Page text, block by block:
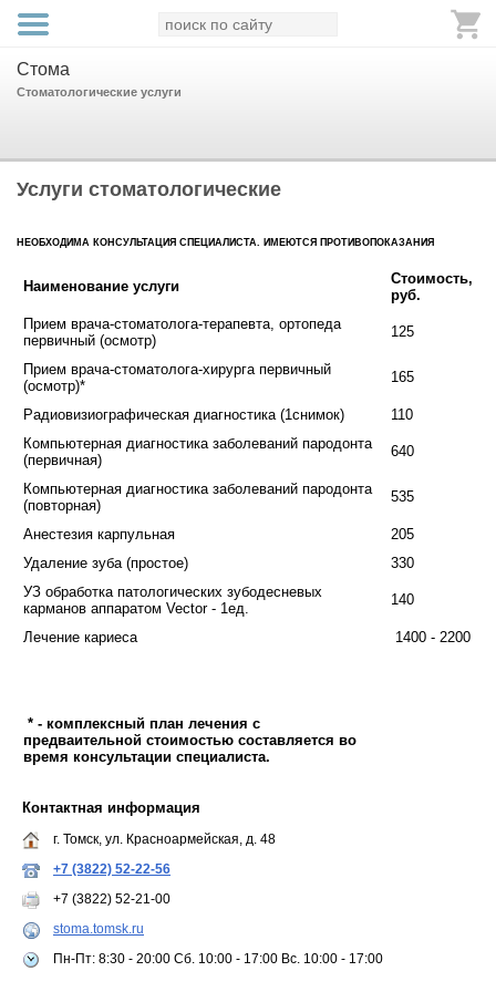
Стома
Стоматологические услуги
Услуги стоматологические
НЕОБХОДИМА КОНСУЛЬТАЦИЯ СПЕЦИАЛИСТА. ИМЕЮТСЯ ПРОТИВОПОКАЗАНИЯ
Наименование услуги
Стоимость,
руб.
Прием врача-стоматолога-терапевта, ортопеда
первичный (осмотр)
125
Прием врача-стоматолога-хирурга первичный
(осмотр)*
165
Радиовизиографическая диагностика (1снимок)
110
Компьютерная диагностика заболеваний пародонта
(первичная)
640
Компьютерная диагностика заболеваний пародонта
(повторная)
535
Анестезия карпульная
205
Удаление зуба (простое)
330
УЗ обработка патологических зубодесневых
карманов аппаратом Vector - 1ед.
140
Лечение кариеса 1400 - 2200
* - комплексный план лечения с
предваительной стоимостью составляется во
время консультации специалиста.
Контактная информация
г. Томск, ул. Красноармейская, д. 48
+7 (3822) 52-22-56
+7 (3822) 52-21-00
stoma.tomsk.ru
Пн-Пт: 8:30 - 20:00 Сб. 10:00 - 17:00 Вс. 10:00 - 17:00